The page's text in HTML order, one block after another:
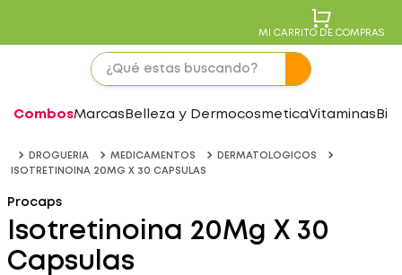
MI CARRITO DE COMPRAS
CombosMarcas Belleza y DermocosmeticaVitaminas
DROGUERIA MEDICAMENTOS
DERMATOLOGICOS
ISOTRETINOINA 20MG X 30 CAPSULAS
Procaps
Isotretinoina 20Mg X 30
Capsulas